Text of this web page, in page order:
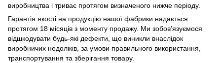
виробництва і триває протягом визначеного нижче періоду.
Гарантія якості на продукцію нашої фабрики надається
протягом 18 місяців з моменту продажу. Ми зобов'язуємося
відшкодувати будь-які дефекти, що виникли внаслідок
виробничих недоліків, за умови правильного використання,
транспортування та зберігання товару.